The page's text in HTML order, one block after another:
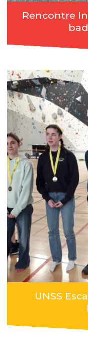
Rencontre
UNSS